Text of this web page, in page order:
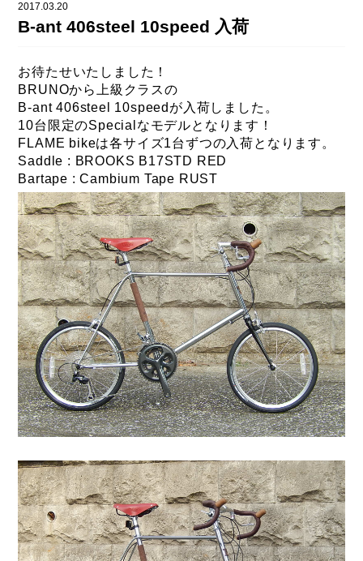
DAHON（ダホーン）
FUJI（フジ）
GIOS（ジオス）
KUWAHARA（クワハラ）
MASI（マージ）
PASHLEY（パシュレー）
RITEWAY（ライトウェイ）
tern（ターン）
tern Crest
tern SURGE
tern SURGE PRO
tern SURGE UNO
knog（ノグ）
カスタム ペイント
マルイのかわいいキャップ
2017.03.20
B-ant 406steel 10speed 入荷
お待たせいたしました！
BRUNOから上級クラスの
B-ant 406steel 10speedが入荷しました。
10台限定のSpecialなモデルとなります！
FLAME bikeは各サイズ1台ずつの入荷となります。
Saddle : BROOKS B17STD RED
Bartape : Cambium Tape RUST